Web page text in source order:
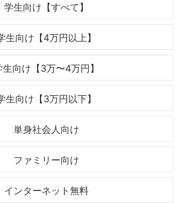
学生向け【すべて】
生向け【4万円以上】
生向け【3万〜4万円】
生向け【3万円以下】
単身社会人向け
ファミリー向け
インターネット無料